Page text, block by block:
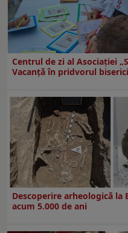
Centrul de zi al Asociației
Vacanță în pridvorul
Descoperire arheologică la
acum 5.000 de ani